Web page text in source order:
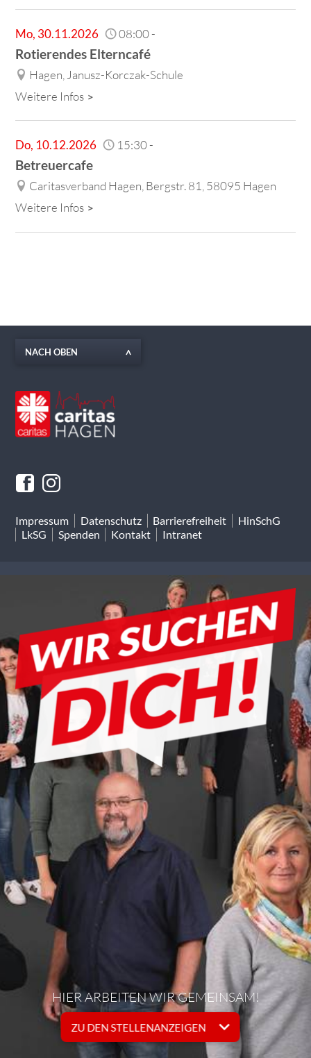
Mo, 30.11.2026 08:00-
Rotierendes Elterncafé
Hagen, Janusz-Korczak-Schule
Weitere Infos
Do, 10.12.2026 15:30-
Betreuercafe
Caritasverband Hagen, Bergstr. 81, 58095 Hagen
Weitere Infos
NACH OBEN
Impressum Datenschutz Barrierefreiheit
HinSchG
LkSG
Spenden Kontakt Intranet
HIER ARBEITEN WIR GEMEINSAM!
ZU DEN STELLENANZEIGEN